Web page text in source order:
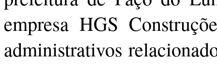
empresa HGS
administrativos